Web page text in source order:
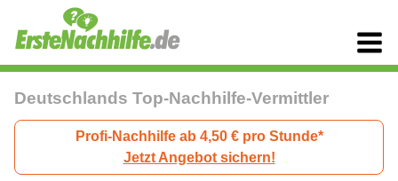
Deutschlands Top-Nachhilfe-Vermittler
Profi-Nachhilfe ab 4,50 € pro Stunde*
Jetzt Angebot sichern!